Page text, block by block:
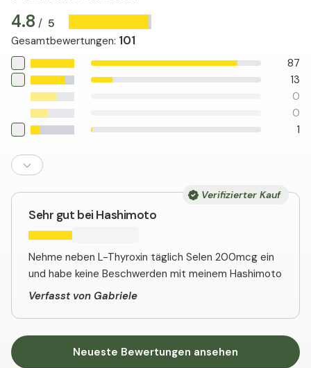
4.8 / 5
Gesamtbewertungen: 101
87
13
0
0
1
Verifizierter Kauf
Sehr gut bei Hashimoto
Nehme neben L-Thyroxin täglich Selen 200mcg ein
und habe keine Beschwerden mit meinem Hashimoto
Verfasst von Gabriele
Neueste Bewertungen ansehen